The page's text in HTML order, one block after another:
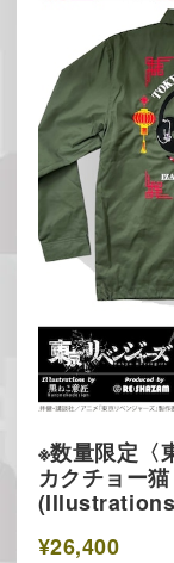
※数量限定〈
カクチョー
¥26,400